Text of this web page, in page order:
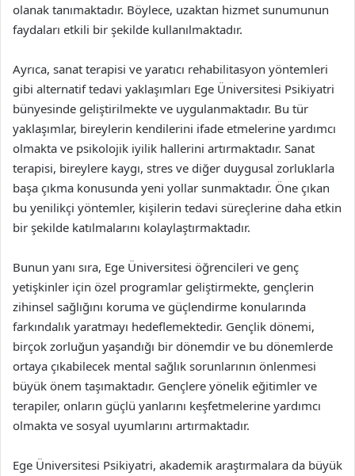
olanak tanımaktadır. Böylece, uzaktan hizmet sunumunun
faydaları etkili bir şekilde kullanılmaktadır.
Ayrıca, sanat terapisi ve yaratıcı rehabilitasyon yöntemleri
gibi alternatif tedavi yaklaşımları Ege Üniversitesi Psikiyatri
bünyesinde geliştirilmekte ve uygulanmaktadır. Bu tür
yaklaşımlar, bireylerin kendilerini ifade etmelerine yardımcı
olmakta ve psikolojik iyilik hallerini artırmaktadır. Sanat
terapisi, bireylere kaygı, stres ve diğer duygusal zorluklarla
başa çıkma konusunda yeni yollar sunmaktadır. Öne çıkan
bu yenilikçi yöntemler, kişilerin tedavi süreçlerine daha etkin
bir şekilde katılmalarını kolaylaştırmaktadır.
Bunun yanı sıra, Ege Üniversitesi öğrencileri ve genç
yetişkinler için özel programlar geliştirmekte, gençlerin
zihinsel sağlığını koruma ve güçlendirme konularında
farkındalık yaratmayı hedeflemektedir. Gençlik dönemi,
birçok zorluğun yaşandığı bir dönemdir ve bu dönemlerde
ortaya çıkabilecek mental sağlık sorunlarının önlenmesi
büyük önem taşımaktadır. Gençlere yönelik eğitimler ve
terapiler, onların güçlü yanlarını keşfetmelerine yardımcı
olmakta ve sosyal uyumlarını artırmaktadır.
Ege Üniversitesi Psikiyatri, akademik araştırmalara da büyük